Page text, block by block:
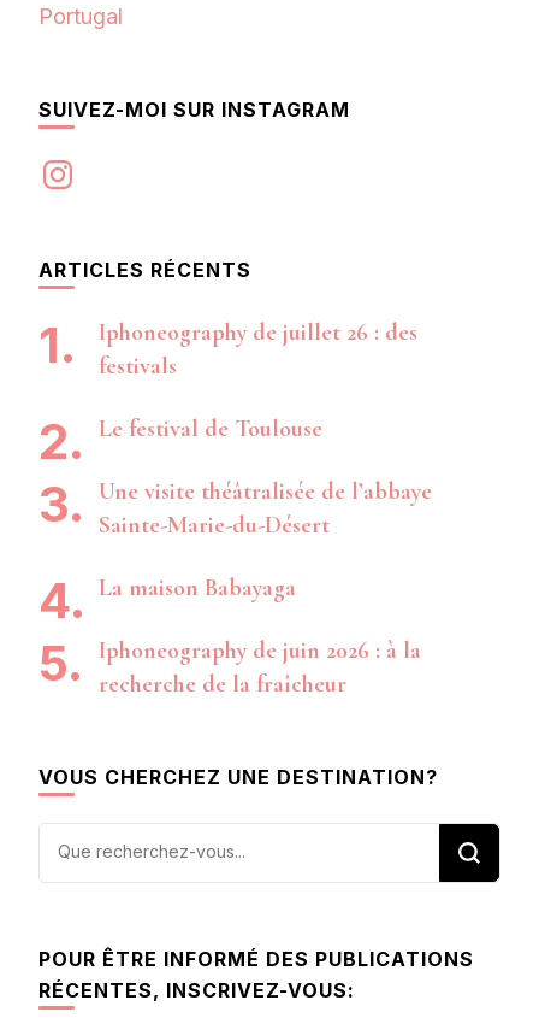
Portugal
SUIVEZ-MOI SUR INSTAGRAM
Instagram
ARTICLES RÉCENTS
Iphoneography de juillet 26 : des
festivals
Le festival de Toulouse
Une visite théâtralisée de l’abbaye
Sainte-Marie-du-Désert
La maison Babayaga
Iphoneography de juin 2026 : à la
recherche de la fraîcheur
VOUS CHERCHEZ UNE DESTINATION?
Vous
recherchiez
chose ?
POUR ÊTRE INFORMÉ DES PUBLICATIONS
RÉCENTES, INSCRIVEZ-VOUS: